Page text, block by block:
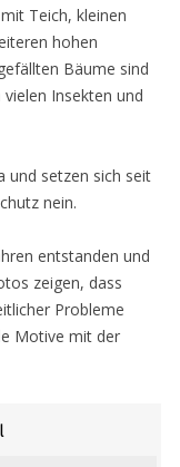
Teich, kleinen
hohen
Bäume sind
Insekten und
und setzen sich seit
nein.
entstanden und
zeigen, dass
Probleme
Motive mit der